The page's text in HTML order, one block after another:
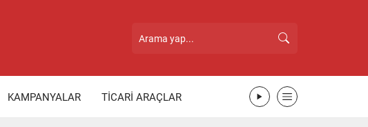
KAMPANYALAR TİCARİ ARAÇLAR